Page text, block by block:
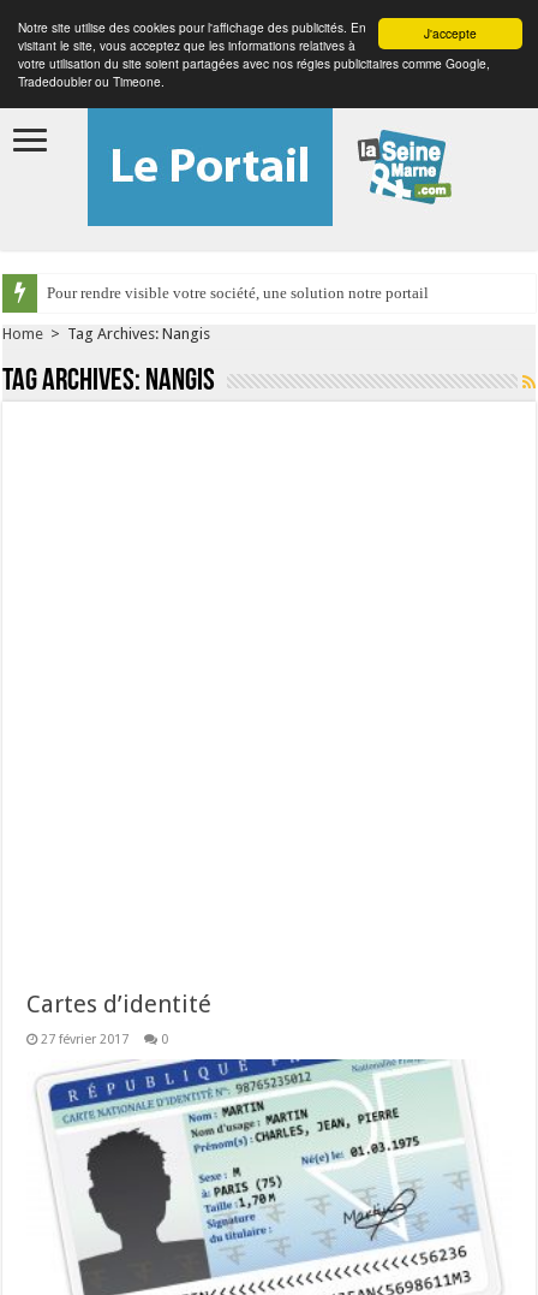
J'accepte
Notre site utilise des cookies pour l'affichage des publicités. En
visitant le site, vous acceptez que les informations relatives à
votre utilisation du site soient partagées avec nos régies publicitaires comme Google,
Tradedoubler ou Timeone.
Pour rendre visible votre société, une solution notre portail
Home > Tag Archives: Nangis
Tag Archives: Nangis
Cartes d’identité
27 février 2017 0